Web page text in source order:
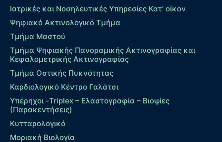
Ιατρικές και Νοσηλευτικές Υπηρεσίες Κατ’ οίκον
Ψηφιακό Ακτινολογικό Τμήμα
Τμήμα Μαστού
Τμήμα Ψηφιακής Πανοραμικής Ακτινογραφίας και
Κεφαλομετρικής Ακτινογραφίας
Τμήμα Οστικής Πυκνότητας
Καρδιολογικό Κέντρο Γαλάτσι
Υπέρηχοι -Triplex – Eλαστογραφία – Βιοψίες
(Παρακεντήσεις)
Κυτταρολογικό
Μοριακή Βιολογία